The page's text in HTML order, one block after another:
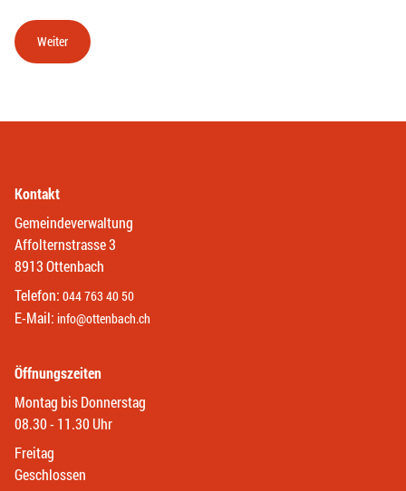
Kontakt
Gemeindeverwaltung
Affolternstrasse 3
8913 Ottenbach
Telefon: 044 763 40 50
E-Mail: info@ottenbach.ch
Öffnungszeiten
Montag bis Donnerstag
08.30 - 11.30 Uhr
Freitag
Geschlossen